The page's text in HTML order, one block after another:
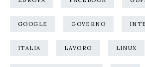
GOOGLE GOVERNO
ITALIA LAVORO LINUX